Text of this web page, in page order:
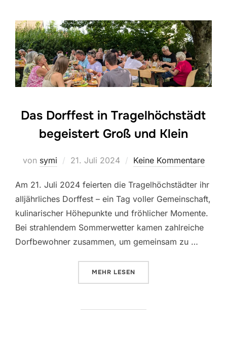
Das Dorffest in Tragelhöchstädt
begeistert Groß und Klein
von symi
Veröffentlicht
21. Juli 2024 Keine Kommentare
Am 21. Juli 2024 feierten die Tragelhöchstädter ihr
alljährliches Dorffest – ein Tag voller Gemeinschaft,
kulinarischer Höhepunkte und fröhlicher Momente.
Bei strahlendem Sommerwetter kamen zahlreiche
Dorfbewohner zusammen, um gemeinsam zu …
MEHR ÜBER „DAS DORFFEST IN
LESEN